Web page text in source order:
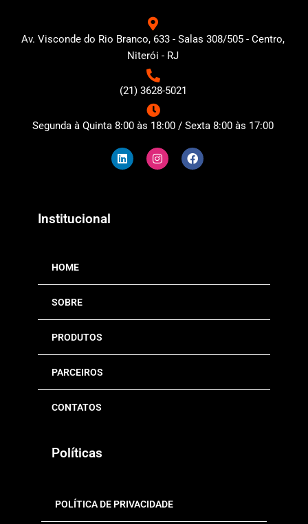
Av. Visconde do Rio Branco, 633 - Salas 308/505 - Centro,
Niterói - RJ
(21) 3628-5021
Segunda à Quinta 8:00 às 18:00 / Sexta 8:00 às 17:00
i
n
k
n
s
t
a
c
e
Institucional
HOME
SOBRE
PRODUTOS
PARCEIROS
CONTATOS
Políticas
POLÍTICA DE PRIVACIDADE